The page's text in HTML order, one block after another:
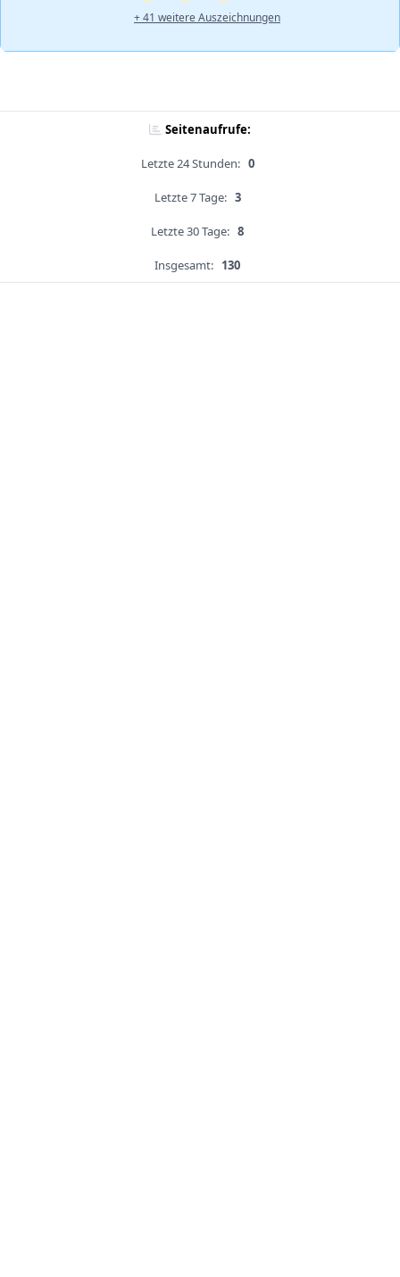
+ 41 weitere Auszeichnungen
Seitenaufrufe:
Letzte 24 Stunden: 0
Letzte 7 Tage: 3
Letzte 30 Tage: 8
Insgesamt: 130